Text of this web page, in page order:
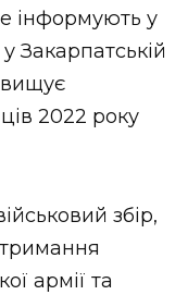
інформують у
Закарпатській
2022 року
збір,
армії та